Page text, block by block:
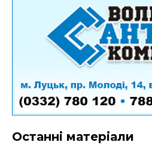
Останні матеріали